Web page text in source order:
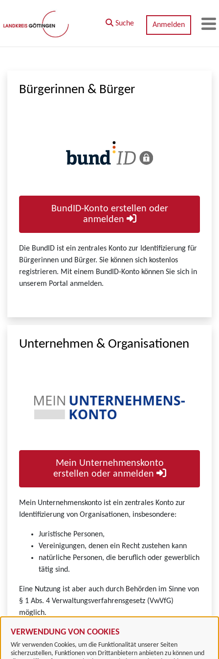
Zum Hauptinhalt springen
VERWENDUNG VON COOKIES
Wir verwenden Cookies, um die Funktionalität unserer Seiten
sicherzustellen, Funktionen von Drittanbietern anbieten zu können und
Suche Anmelden
Bürgerinnen & Bürger
BundID-Konto erstellen oder
anmelden
Die BundID ist ein zentrales Konto zur Identifizierung für
Bürgerinnen und Bürger. Sie können sich kostenlos
registrieren. Mit einem BundID-Konto können Sie sich in
unserem Portal anmelden.
Unternehmen & Organisationen
Mein Unternehmenskonto
erstellen oder anmelden
Mein Unternehmenskonto ist ein zentrales Konto zur
Identifizierung von Organisationen, insbesondere:
Juristische Personen,
Vereinigungen, denen ein Recht zustehen kann
natürliche Personen, die beruflich oder gewerblich
tätig sind.
Eine Nutzung ist aber auch durch Behörden im Sinne von
§ 1 Abs. 4 Verwaltungsverfahrensgesetz (VwVfG)
möglich.